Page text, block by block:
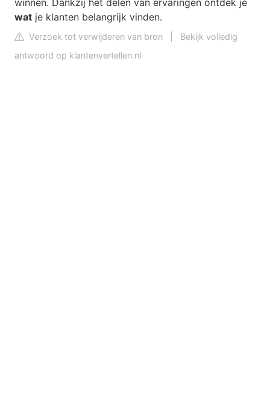
winnen. Dankzij het delen van ervaringen ontdek je
wat je klanten belangrijk vinden.
Verzoek tot verwijderen van bron
Bekijk volledig
antwoord op klantenvertellen.nl